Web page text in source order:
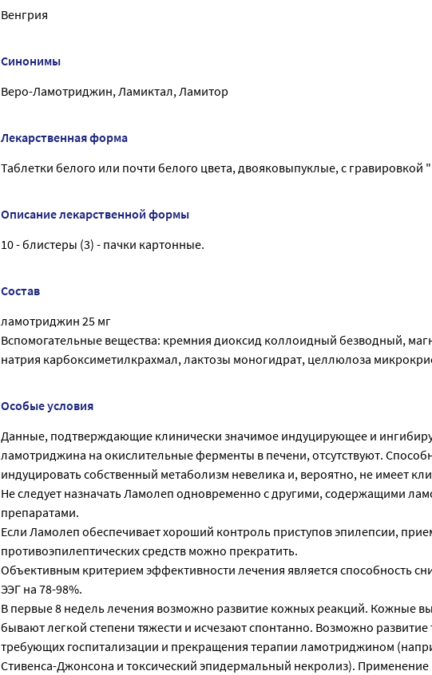
Венгрия
Синонимы
Веро-Ламотриджин, Ламиктал, Ламитор
Лекарственная форма
Таблетки белого или почти белого цвета, двояковыпуклые, с гравировкой
Описание лекарственной формы
10 - блистеры (3) - пачки картонные.
Состав
ламотриджин 25 мг
Вспомогательные вещества: кремния диоксид коллоидный безводный,
натрия карбоксиметилкрахмал, лактозы моногидрат, целлюлоза
Особые условия
Данные, подтверждающие клинически значимое индуцирующее и
ламотриджина на окислительные ферменты в печени, отсутствуют.
индуцировать собственный метаболизм невелика и, вероятно, не имеет
Не следует назначать Ламолеп одновременно с другими, содержащими
препаратами.
Если Ламолеп обеспечивает хороший контроль приступов эпилепсии,
противоэпилептических средств можно прекратить.
Объективным критерием эффективности лечения является способность
ЭЭГ на 78-98%.
В первые 8 недель лечения возможно развитие кожных реакций. Кожные
бывают легкой степени тяжести и исчезают спонтанно. Возможно
требующих госпитализации и прекращения терапии ламотриджином
Стивенса-Джонсона и токсический эпидермальный некролиз). Применение